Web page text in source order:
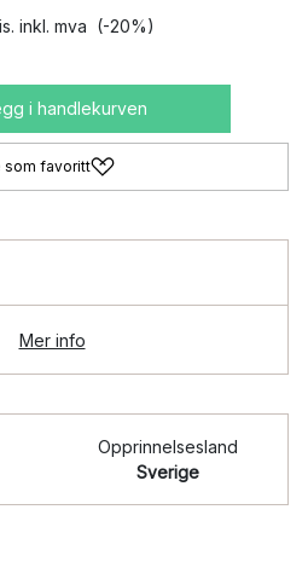
inkl. mva (-20%)
i handlekurven
som favoritt
Mer info
Opprinnelsesland
Sverige